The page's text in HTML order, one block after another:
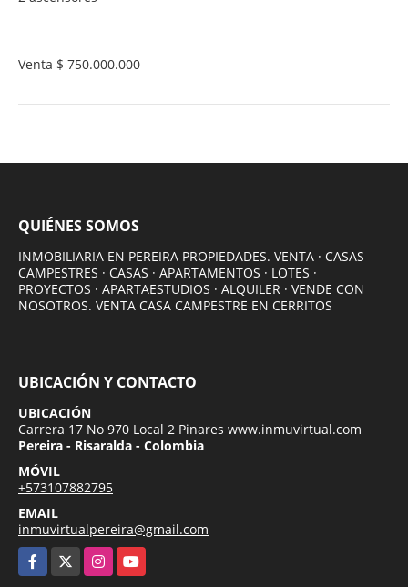
Venta $ 750.000.000
QUIÉNES SOMOS
INMOBILIARIA EN PEREIRA PROPIEDADES. VENTA · CASAS
CAMPESTRES · CASAS · APARTAMENTOS · LOTES ·
PROYECTOS · APARTAESTUDIOS · ALQUILER · VENDE CON
NOSOTROS. VENTA CASA CAMPESTRE EN CERRITOS
UBICACIÓN Y CONTACTO
UBICACIÓN
Carrera 17 No 970 Local 2 Pinares www.inmuvirtual.com
Pereira - Risaralda - Colombia
MÓVIL
+573107882795
EMAIL
inmuvirtualpereira@gmail.com
Facebook
InstagramYouTube